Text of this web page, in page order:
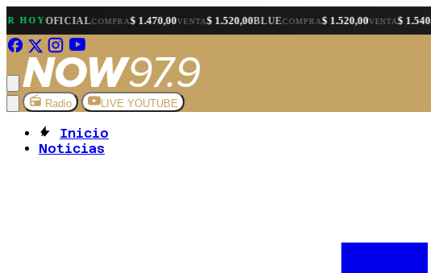
OFICIALCOMPRA $ 1.470,00VENTA$ 1.520,00BLUECOMPRA$ 1.520,00VENTA$ 1.540,00
Radio LIVE YOUTUBE
Inicio
Noticias